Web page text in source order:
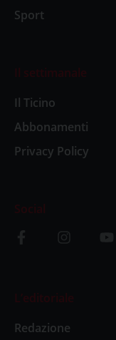
Sport
Il settimanale
Il Ticino
Abbonamenti
Privacy Policy
Social
L’editoriale
Redazione